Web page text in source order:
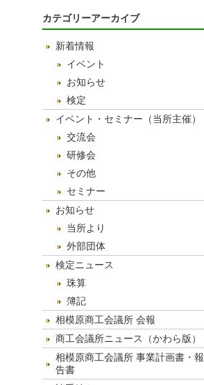
ー
イ
カテゴリーアーカイブ
新着情報
イベント
お知らせ
検定
イベント・セミナー（当所主催）
交流会
研修会
その他
セミナー
お知らせ
当所より
外部団体
検定ニュース
珠算
簿記
相模原商工会議所 会報
商工会議所ニュース（かわら版）
相模原商工会議所 事業計画書・報
告書